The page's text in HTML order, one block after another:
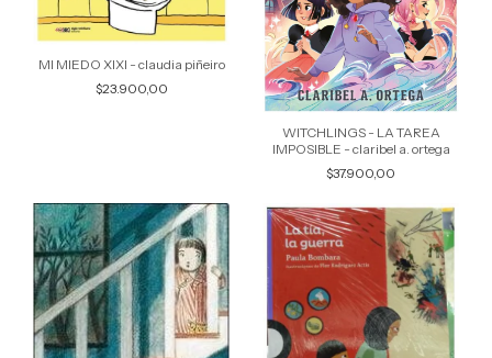
MI MIEDO XIXI - claudia piñeiro
$23.900,00
WITCHLINGS - LA TAREA
IMPOSIBLE - claribel a. ortega
$37.900,00